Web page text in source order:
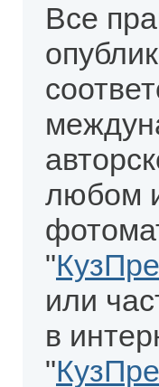
Все
любом
"
или
в
"